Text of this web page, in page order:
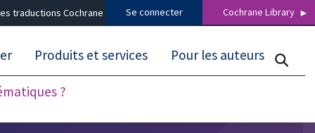
traductions Cochrane Se connecter Cochrane Library
?
Produits et services Pour les auteurs